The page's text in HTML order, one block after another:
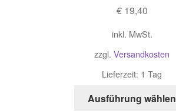
€19,40
inkl. MwSt.
zzgl. Versandkosten
Lieferzeit: 1 Tag
Ausführung wählen